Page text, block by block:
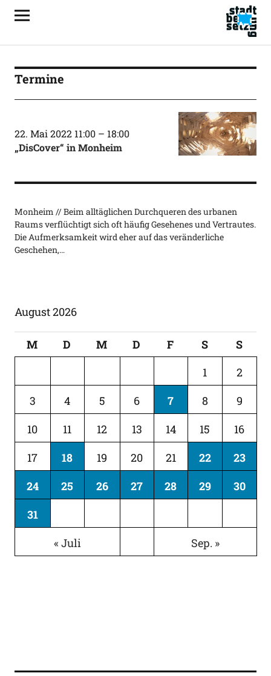
Termine
22. Mai 2022 11:00– 18:00
„DisCover“ in Monheim
Monheim // Beim alltäglichen Durchqueren des urbanen
Raums verflüchtigt sich oft häufig Gesehenes und Vertrautes.
Die Aufmerksamkeit wird eher auf das veränderliche
Geschehen,…
August 2026
M D M D F S
S
1
2
3
4 5 6 7 8
9
10
11 12 13 14 15
16
17
18 19 20 21 22
23
24
25 26 27 28 29
30
31
« Juli
Sep. »